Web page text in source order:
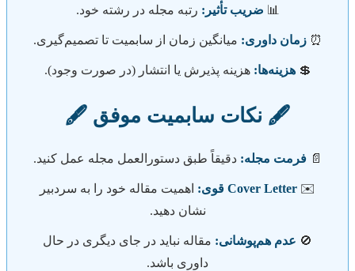
📊 ضریب تأثیر: رتبه مجله در رشته خود.
⏰زمان داوری: میانگین زمان از سابمیت تا تصمیم‌گیری.
💲هزینه‌ها: هزینه پذیرش یا انتشار (در صورت وجود).
🖋️ نکات سابمیت موفق 🖋️
📄فرمت مجله: دقیقاً طبق دستورالعمل مجله عمل کنید.
✉️ Cover Letter قوی:
اهمیت مقاله خود را به سردبیر
نشان دهید.
🚫 عدم هم‌پوشانی: مقاله نباید در جای دیگری در حال
داوری باشد.